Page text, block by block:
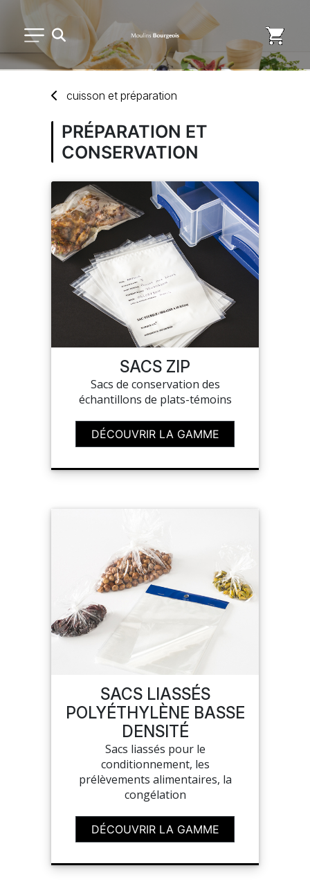
USAGE UNIQUE
DISTRIBUTION DE REPAS
MARQUES
NOUVEAUTÉS
MON COMPTE
MES LISTES
MA COMMANDE
SUR-MESURE
cuisson et préparation
PRÉPARATION ET
CONSERVATION
SACS ZIP
Sacs de conservation des
échantillons de plats-témoins
DÉCOUVRIR LA GAMME
SACS LIASSÉS
POLYÉTHYLÈNE BASSE
DENSITÉ
Sacs liassés pour le
conditionnement, les
prélèvements alimentaires, la
congélation
DÉCOUVRIR LA GAMME